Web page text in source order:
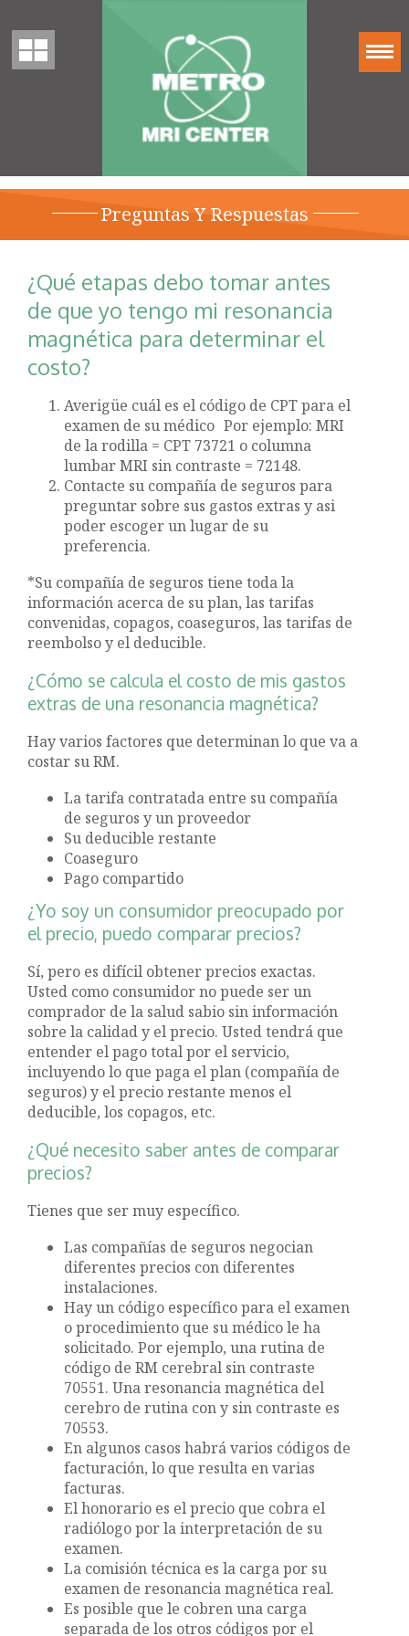
Preguntas Y Respuestas
¿Qué etapas debo tomar antes
de que yo tengo mi resonancia
magnética para determinar el
costo?
Averigüe cuál es el código de CPT para el
examen de su médico Por ejemplo: MRI
de la rodilla = CPT 73721 o columna
lumbar MRI sin contraste = 72148.
Contacte su compañía de seguros para
preguntar sobre sus gastos extras y asi
poder escoger un lugar de su
preferencia.
*Su compañía de seguros tiene toda la
información acerca de su plan, las tarifas
convenidas, copagos, coaseguros, las tarifas de
reembolso y el deducible.
¿Cómo se calcula el costo de mis gastos
extras de una resonancia magnética?
Hay varios factores que determinan lo que va a
costar su RM.
La tarifa contratada entre su compañía
de seguros y un proveedor
Su deducible restante
Coaseguro
Pago compartido
¿Yo soy un consumidor preocupado por
el precio, puedo comparar precios?
Sí, pero es difícil obtener precios exactas.
Usted como consumidor no puede ser un
comprador de la salud sabio sin información
sobre la calidad y el precio. Usted tendrá que
entender el pago total por el servicio,
incluyendo lo que paga el plan (compañía de
seguros) y el precio restante menos el
deducible, los copagos, etc.
¿Qué necesito saber antes de comparar
precios?
Tienes que ser muy específico.
Las compañías de seguros negocian
diferentes precios con diferentes
instalaciones.
Hay un código específico para el examen
o procedimiento que su médico le ha
solicitado. Por ejemplo, una rutina de
código de RM cerebral sin contraste
70551. Una resonancia magnética del
cerebro de rutina con y sin contraste es
70553.
En algunos casos habrá varios códigos de
facturación, lo que resulta en varias
facturas.
El honorario es el precio que cobra el
radiólogo por la interpretación de su
examen.
La comisión técnica es la carga por su
examen de resonancia magnética real.
Es posible que le cobren una carga
separada de los otros códigos por el